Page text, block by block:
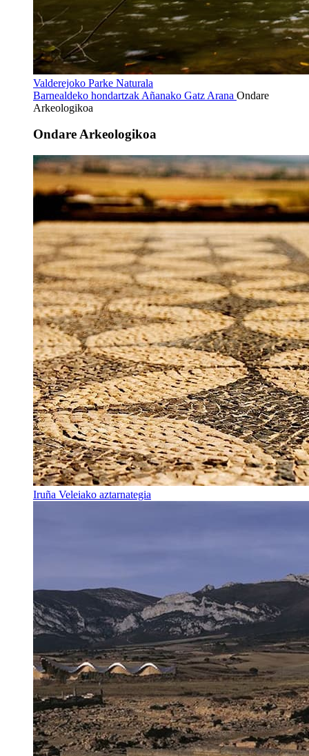
Valderejoko Parke Naturala
Barnealdeko hondartzak Añanako Gatz Arana Ondare
Arkeologikoa
Ondare Arkeologikoa
Iruña Veleiako aztarnategia